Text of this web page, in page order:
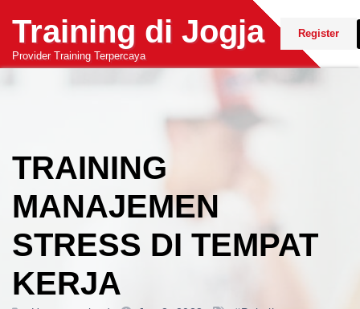
content
Training di Jogja
Provider Training Terpercaya
Register
TRAINING
MANAJEMEN
STRESS DI TEMPAT
KERJA